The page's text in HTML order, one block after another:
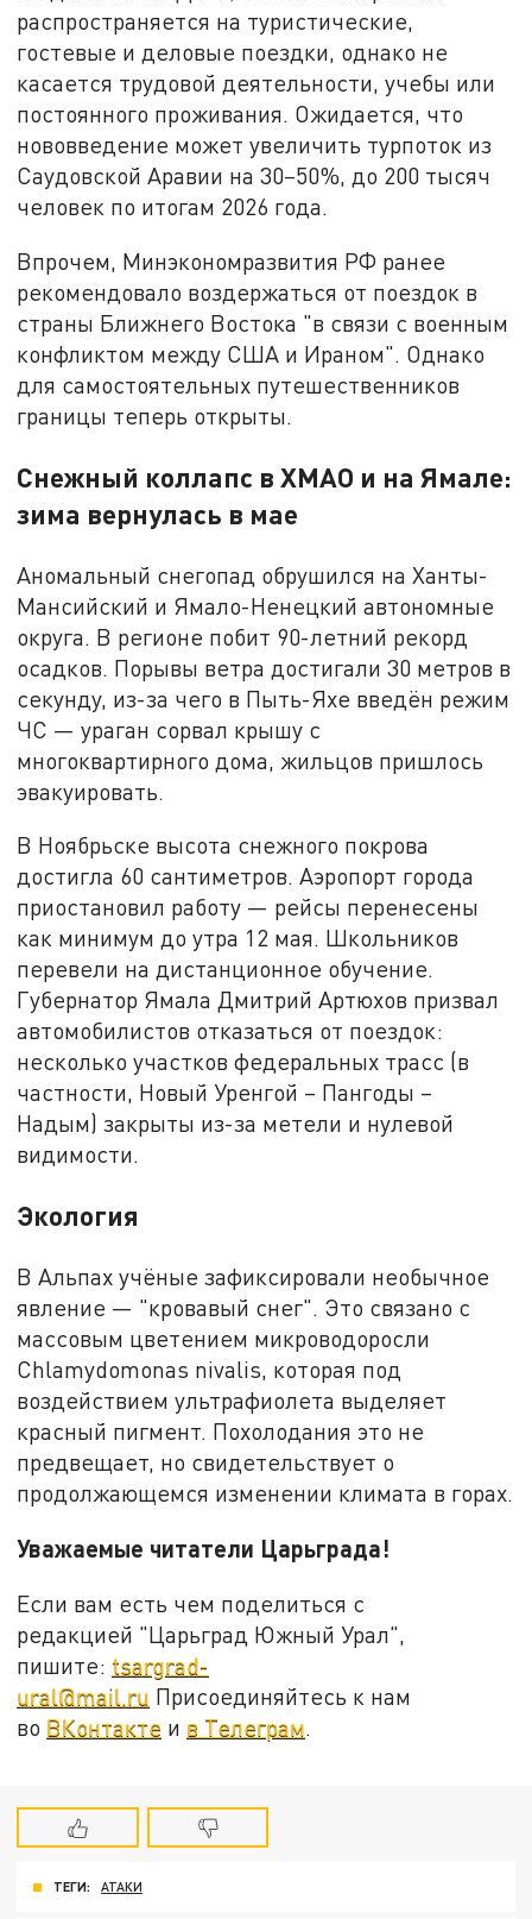
распространяется на туристические,
гостевые и деловые поездки, однако не
касается трудовой деятельности, учебы или
постоянного проживания. Ожидается, что
нововведение может увеличить турпоток из
Саудовской Аравии на 30–50%, до 200 тысяч
человек по итогам 2026 года.
Впрочем, Минэкономразвития РФ ранее
рекомендовало воздержаться от поездок в
страны Ближнего Востока "в связи с военным
конфликтом между США и Ираном". Однако
для самостоятельных путешественников
границы теперь открыты.
Снежный коллапс в ХМАО и на Ямале:
зима вернулась в мае
Аномальный снегопад обрушился на Ханты-
Мансийский и Ямало-Ненецкий автономные
округа. В регионе побит 90-летний рекорд
осадков. Порывы ветра достигали 30 метров в
секунду, из-за чего в Пыть-Яхе введён режим
ЧС — ураган сорвал крышу с
многоквартирного дома, жильцов пришлось
эвакуировать.
В Ноябрьске высота снежного покрова
достигла 60 сантиметров. Аэропорт города
приостановил работу — рейсы перенесены
как минимум до утра 12 мая. Школьников
перевели на дистанционное обучение.
Губернатор Ямала Дмитрий Артюхов призвал
автомобилистов отказаться от поездок:
несколько участков федеральных трасс (в
частности, Новый Уренгой – Пангоды –
Надым) закрыты из-за метели и нулевой
видимости.
Экология
В Альпах учёные зафиксировали необычное
явление — "кровавый снег". Это связано с
массовым цветением микроводоросли
Chlamydomonas nivalis, которая под
воздействием ультрафиолета выделяет
красный пигмент. Похолодания это не
предвещает, но свидетельствует о
продолжающемся изменении климата в горах.
Уважаемые читатели Царьграда!
Если вам есть чем поделиться с
редакцией "Царьград Южный Урал",
пишите: tsargrad-
ural@mail.ru Присоединяйтесь к нам
во ВКонтакте и в Телеграм.
ТЕГИ: АТАКИ